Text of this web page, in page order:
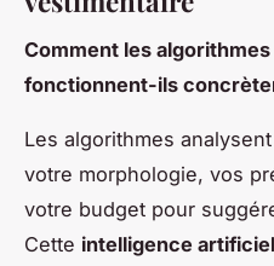
Comment les
fonctionnent-ils
Les algorithmes
votre morphologie, vos
votre budget pour
Cette intelligence